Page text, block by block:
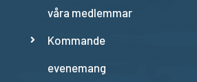
våra medlemmar
Kommande
evenemang